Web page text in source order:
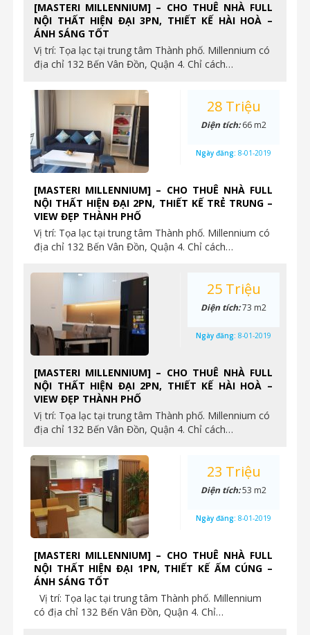
[MASTERI MILLENNIUM] – CHO THUÊ NHÀ FULL
NỘI THẤT HIỆN ĐẠI 3PN, THIẾT KẾ HÀI HOÀ –
ÁNH SÁNG TỐT
Vị trí: Tọa lạc tại trung tâm Thành phố. Millennium có
địa chỉ 132 Bến Vân Đồn, Quận 4. Chỉ cách…
[MASTERI MILLENNIUM] – CHO THUÊ NHÀ FULL
NỘI THẤT HIỆN ĐẠI 2PN, THIẾT KẾ TRẺ TRUNG –
VIEW ĐẸP THÀNH PHỐ
Vị trí: Tọa lạc tại trung tâm Thành phố. Millennium có
địa chỉ 132 Bến Vân Đồn, Quận 4. Chỉ cách…
28 Triệu
Diện tích:66 m2
Ngày đăng: 8-01-2019
[MASTERI MILLENNIUM] – CHO THUÊ NHÀ FULL
NỘI THẤT HIỆN ĐẠI 2PN, THIẾT KẾ HÀI HOÀ –
VIEW ĐẸP THÀNH PHỐ
Vị trí: Tọa lạc tại trung tâm Thành phố. Millennium có
địa chỉ 132 Bến Vân Đồn, Quận 4. Chỉ cách…
25 Triệu
Diện tích:73 m2
Ngày đăng: 8-01-2019
[MASTERI MILLENNIUM] – CHO THUÊ NHÀ FULL
NỘI THẤT HIỆN ĐẠI 1PN, THIẾT KẾ ẤM CÚNG –
ÁNH SÁNG TỐT
Vị trí: Tọa lạc tại trung tâm Thành phố. Millennium
có địa chỉ 132 Bến Vân Đồn, Quận 4. Chỉ…
23 Triệu
Diện tích:53 m2
Ngày đăng: 8-01-2019